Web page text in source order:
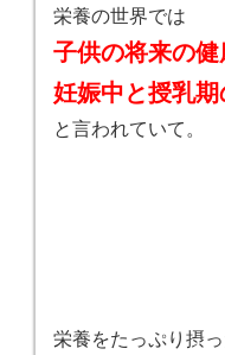
栄養の世界では
子供の将来の
妊娠中と授乳
と言われていて。
栄養をたっぷり摂